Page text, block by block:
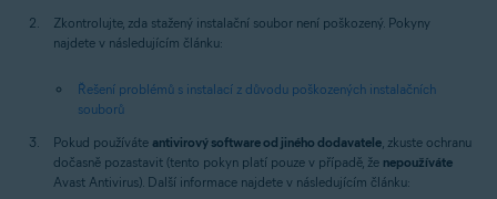
Zkontrolujte, zda stažený instalační soubor není poškozený. Pokyny
najdete v následujícím článku:
Řešení problémů s instalací z důvodu poškozených instalačních
souborů
Pokud používáte antivirový software od jiného dodavatele , zkuste ochranu
dočasně pozastavit (tento pokyn platí pouze v případě, že nepoužíváte
Avast Antivirus). Další informace najdete v následujícím článku: